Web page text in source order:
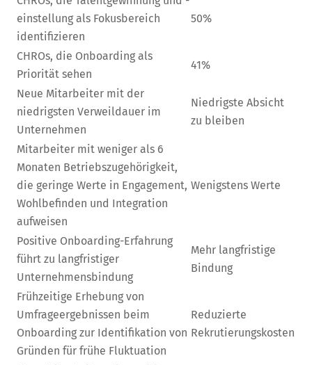
einstellung als Fokusbereich
identifizieren
50%
CHROs, die Onboarding als
Priorität sehen
41%
Neue Mitarbeiter mit der
niedrigsten Verweildauer im
Unternehmen
Niedrigste Absicht
zu bleiben
Mitarbeiter mit weniger als 6
Monaten Betriebszugehörigkeit,
die geringe Werte in Engagement,
Wohlbefinden und Integration
aufweisen
Wenigstens Werte
Positive Onboarding-Erfahrung
führt zu langfristiger
Unternehmensbindung
Mehr langfristige
Bindung
Frühzeitige Erhebung von
Umfrageergebnissen beim
Onboarding zur Identifikation von
Gründen für frühe Fluktuation
Reduzierte
Rekrutierungskosten